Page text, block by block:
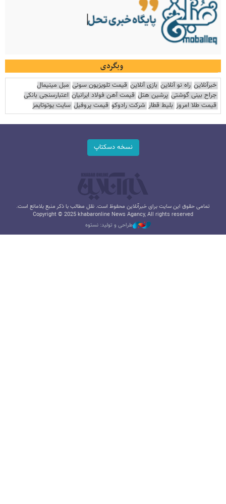
وبگردی
خبرآنلاین راه نو آنلاین بازی آنلاین قیمت تلویزیون سونی مبل مینیمال
جراح بینی گوشتی پرشین هتل قیمت آهن فولاد ایرانیان اعتبارسنجی بانکی
قیمت طلا امروز بلیط قطار شرکت رادوکو قیمت پروفیل سایت یوتوتایمز
نسخه دسکتاپ
تمامی حقوق این سایت برای خبرآنلاین محفوظ است. نقل مطالب با ذکر منبع بلامانع است.
Copyright © 2025 khabaronline News Agancy, All rights reserved
طراحی و تولید: نستوه